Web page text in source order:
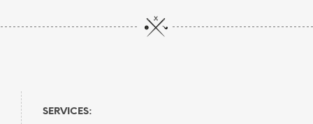
mehrere
Varianten
SERVICES: